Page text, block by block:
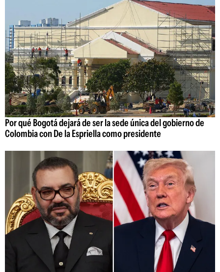
Por qué Bogotá dejará de ser la sede única del gobierno de
Colombia con De la Espriella como presidente